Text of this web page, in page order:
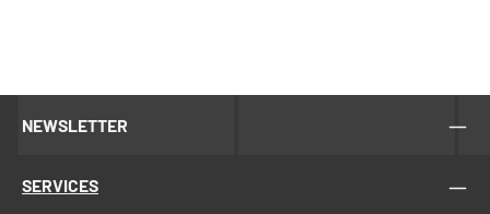
NEWSLETTER
SERVICES